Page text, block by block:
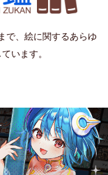
で、絵に関するあらゆ
います。